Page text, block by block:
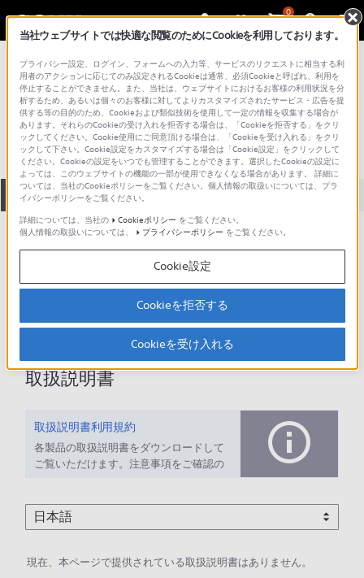
0
総合サポート・お問い合わせ プロフェッショナル／業務用
BK-103
全て ダウンロード 取扱説明書 Q&A
ダウンロード
現在、本ページで提供されているアップデート情報はありませ
取扱説明書
取扱説明書利用規約
各製品の取扱説明書をダウンロードして
ご覧いただけます。注意事項をご確認の
現在、本ページで提供されている取扱説明書はありません。
当社ウェブサイトでは快適な閲覧のためにCookieを利用しております。
プライバシー設定、ログイン、フォームへの入力等、サービスのリクエストに相当する利
用者のアクションに応じてのみ設定されるCookieは通常、必須Cookieと呼ばれ、利用を
停止することができません。また、当社は、ウェブサイトにおけるお客様の利用状況を分
析するため、あるいは個々のお客様に対してよりカスタマイズされたサービス・広告を提
供する等の目的のため、Cookieおよび類似技術を使用して一定の情報を収集する場合が
あります。それらのCookieの受け入れを拒否する場合は、「Cookieを拒否する」をクリ
ックしてください。Cookie使用にご同意頂ける場合は、「Cookieを受け入れる」をクリ
ックして下さい。Cookie設定をカスタマイズする場合は「Cookie設定」をクリックして
ください。Cookieの設定をいつでも管理することができます。選択したCookieの設定に
よっては、このウェブサイトの機能の一部が使用できなくなる場合があります。 詳細に
ついては、当社のCookieポリシーをご覧ください。個人情報の取扱いについては、プラ
イバシーポリシーをご覧ください。
詳細については、当社の
Cookieポリシー をご覧ください。
個人情報の取扱いについては、
プライバシーポリシー をご覧ください。
Cookie設定
Cookieを拒否する
Cookieを受け入れる